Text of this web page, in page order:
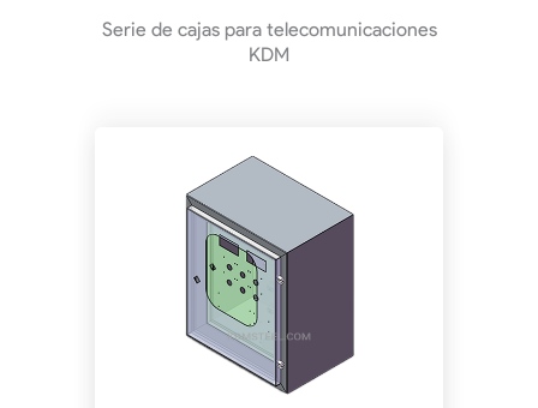
Serie de cajas para telecomunicaciones
KDM